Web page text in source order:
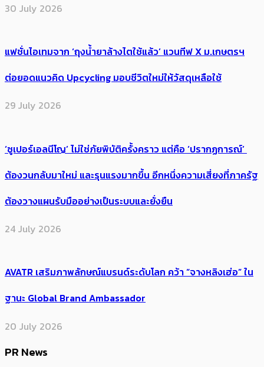
30 July 2026
แฟชั่นไอเทมจาก ‘ถุงน้ำยาล้างไตใช้แล้ว’ แวนทีฟ X ม.เกษตรฯ
ต่อยอดแนวคิด Upcycling มอบชีวิตใหม่ให้วัสดุเหลือใช้
29 July 2026
‘ซูเปอร์เอลนีโญ’ ไม่ใช่ภัยพิบัติครั้งคราว แต่คือ ‘ปรากฏการณ์’ ​
ต้อง​วนกลับมาใหม่ และรุนแรงมากขึ้น อีกหนึ่งความเสี่ยงที่ภาครัฐ
ต้องวางแผนรับมืออย่างเป็นระบบและยั่งยืน
24 July 2026
AVATR เสริมภาพลักษณ์แบรนด์ระดับโลก คว้า “จางหลิงเฮ่อ” ใน
ฐานะ Global Brand Ambassador
20 July 2026
PR News